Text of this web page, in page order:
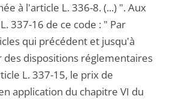
à l'article L. 336-8. (...) ". Aux
337-16 de ce code : " Par
qui précédent et jusqu'à
dispositions réglementaires
L. 337-15, le prix de
application du chapitre VI du